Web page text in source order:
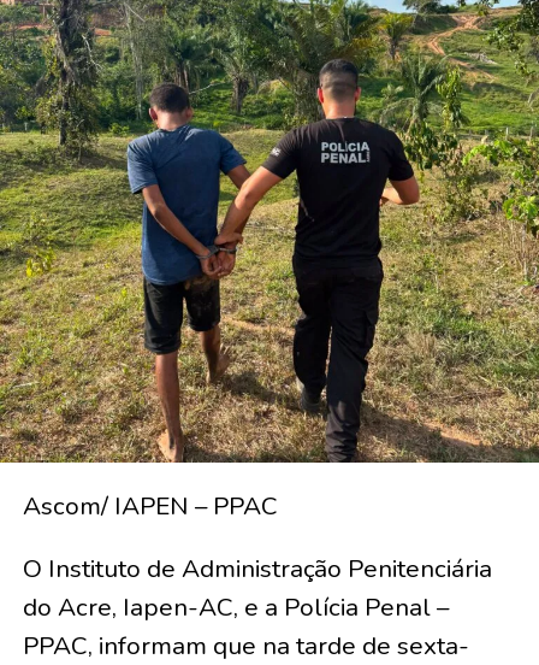
Ascom/ IAPEN – PPAC
O Instituto de Administração Penitenciária
do Acre, Iapen-AC, e a Polícia Penal –
PPAC, informam que na tarde de sexta-